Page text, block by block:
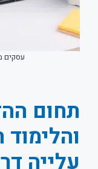
עסקים
תחום
עלייה